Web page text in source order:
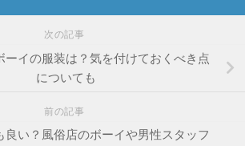
次の記事
ーイの服装は？気を付けておくべき点
についても
前の記事
良い？風俗店のボーイや男性スタッフ